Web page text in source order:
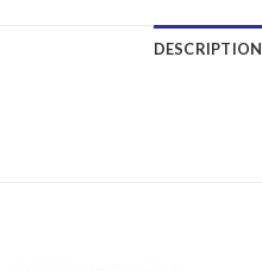
DESCRIPTION